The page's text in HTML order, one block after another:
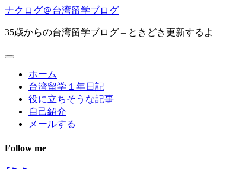
ナクログ＠台湾留学ブログ
35歳からの台湾留学ブログ – ときどき更新するよ
ホーム
台湾留学１年日記
役に立ちそうな記事
自己紹介
メールする
Follow me